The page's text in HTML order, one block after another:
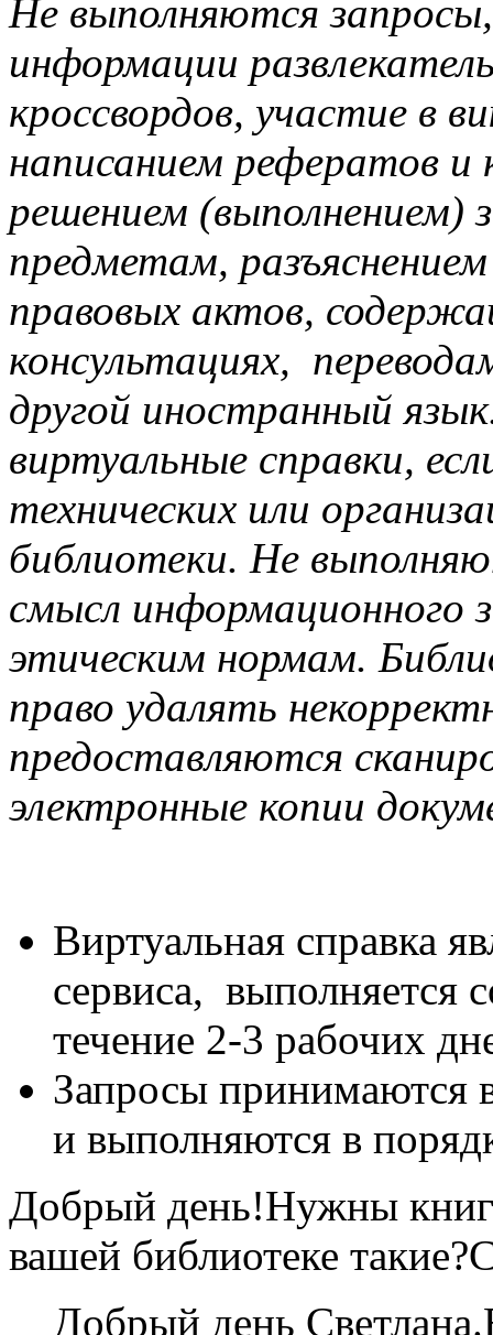
Не выполняются
информации
кроссвордов, участие в
написанием рефератов
решением (выполнением)
предметам,
правовых актов,
консультациях,
другой иностранный
виртуальные справки,
технических или
библиотеки. Не
смысл информационного
этическим нормам.
право удалять
предоставляются
электронные копии
Виртуальная справка
сервиса, выполняется
течение 2-3 рабочих
Запросы принимаются
и выполняются в
Добрый день!Нужны
вашей библиотеке
Добрый день